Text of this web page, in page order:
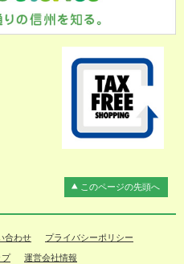
このページの先頭へ
合わせ プライバシーポリシー
プ 運営会社情報